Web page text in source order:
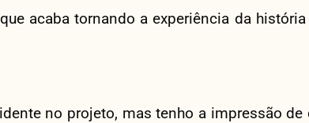
acaba tornando a experiência da
no projeto, mas tenho a impressão de